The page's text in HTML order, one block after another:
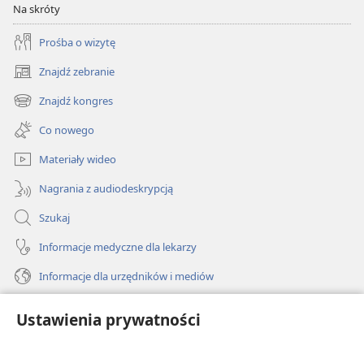
Ustawienia prywatności
Na skróty
Prośba o wizytę
Znajdź zebranie
(opens
new
window)
Znajdź kongres
(opens
new
window)
Co nowego
Materiały wideo
Nagrania z audiodeskrypcją
Szukaj
Informacje medyczne dla lekarzy
Informacje dla urzędników i mediów